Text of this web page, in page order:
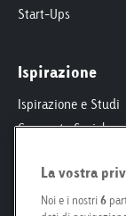
Start-Ups
Ispirazione
Ispirazione e Studi
Corporate Social
Smart City
Engagement
La vostra
Noi e i nostri6